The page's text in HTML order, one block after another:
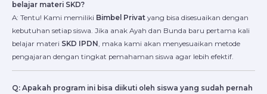
belajar materi SKD?
A: Tentu! Kami memiliki Bimbel Privat yang bisa disesuaikan dengan
kebutuhan setiap siswa. Jika anak Ayah dan Bunda baru pertama kali
belajar materi SKD IPDN , maka kami akan menyesuaikan metode
pengajaran dengan tingkat pemahaman siswa agar lebih efektif.
Q: Apakah program ini bisa diikuti oleh siswa yang sudah pernah